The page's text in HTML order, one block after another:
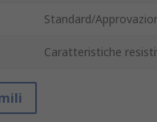
Standard/
Caratteristiche